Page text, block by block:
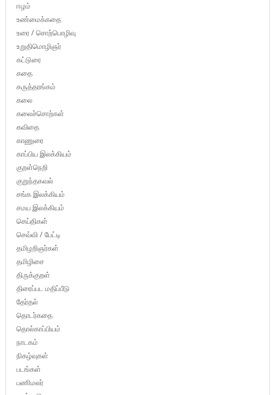
ஈழம்
உண்மைக்கதை
உரை / சொற்பொழிவு
உறுதிமொழிஞர்
கட்டுரை
கதை
கருத்தரங்கம்
கலை
கலைச்சொற்கள்
கவிதை
காணுரை
காப்பிய இலக்கியம்
குறள்நெறி
குறுந்தகவல்
சங்க இலக்கியம்
சமய இலக்கியம்
செய்திகள்
செவ்வி / பேட்டி
தமிழறிஞர்கள்
தமிழிசை
திருக்குறள்
திரைப்பட மதிப்பீடு
தேர்தல்
தொடர்கதை
தொல்காப்பியம்
நாடகம்
நிகழ்வுகள்
படங்கள்
பணிமலர்